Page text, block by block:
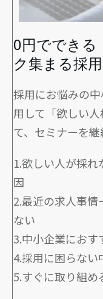
0円でできる
ク集まる採
採用にお悩みの
用して「欲しい
て、セミナーを継
1.欲しい人が採
因
2.最近の求人事
ない
3.中小企業にお
4.採用に困らな
5.すぐに取り組